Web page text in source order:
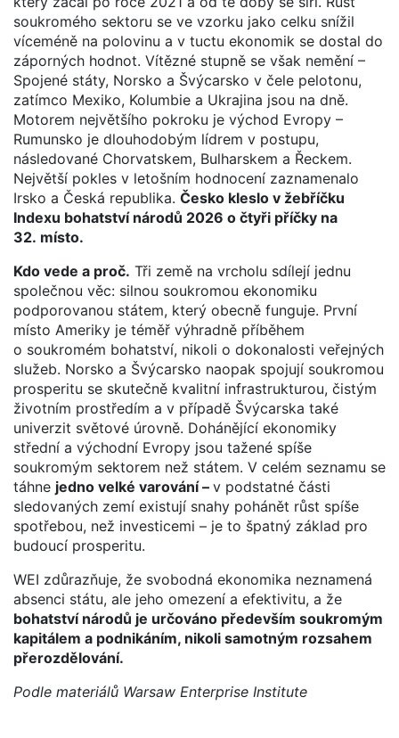
soukromého sektoru se ve vzorku jako celku snížil
víceméně na polovinu a v tuctu ekonomik se dostal do
záporných hodnot. Vítězné stupně se však nemění –
Spojené státy, Norsko a Švýcarsko v čele pelotonu,
zatímco Mexiko, Kolumbie a Ukrajina jsou na dně.
Motorem největšího pokroku je východ Evropy –
Rumunsko je dlouhodobým lídrem v postupu,
následované Chorvatskem, Bulharskem a Řeckem.
Největší pokles v letošním hodnocení zaznamenalo
Irsko a Česká republika. Česko kleslo v žebříčku
Indexu bohatství národů 2026 o čtyři příčky na
32. místo.
Kdo vede a proč. Tři země na vrcholu sdílejí jednu
společnou věc: silnou soukromou ekonomiku
podporovanou státem, který obecně funguje. První
místo Ameriky je téměř výhradně příběhem
o soukromém bohatství, nikoli o dokonalosti veřejných
služeb. Norsko a Švýcarsko naopak spojují soukromou
prosperitu se skutečně kvalitní infrastrukturou, čistým
životním prostředím a v případě Švýcarska také
univerzit světové úrovně. Dohánějící ekonomiky
střední a východní Evropy jsou tažené spíše
soukromým sektorem než státem. V celém seznamu se
táhne jedno velké varování – v podstatné části
sledovaných zemí existují snahy pohánět růst spíše
spotřebou, než investicemi – je to špatný základ pro
budoucí prosperitu.
WEI zdůrazňuje, že svobodná ekonomika neznamená
absenci státu, ale jeho omezení a efektivitu, a že
bohatství národů je určováno především soukromým
kapitálem a podnikáním, nikoli samotným rozsahem
přerozdělování.
Podle materiálů Warsaw Enterprise Institute